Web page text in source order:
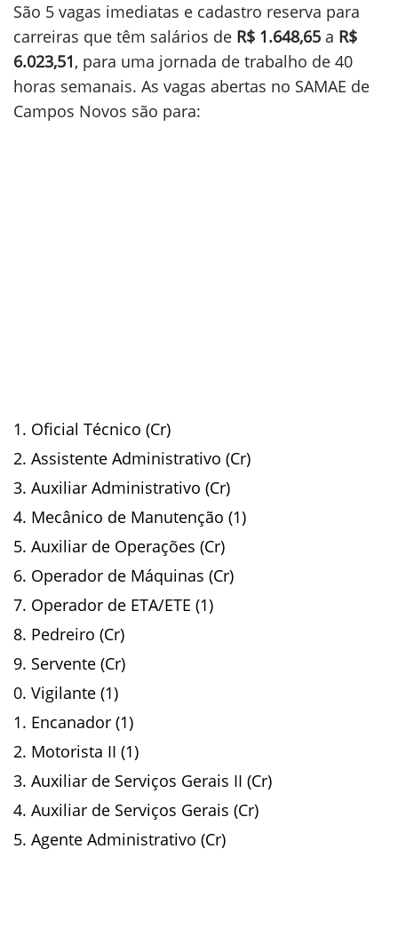
São 5 vagas imediatas e cadastro reserva para
carreiras que têm salários de R$ 1.648,65 a R$
6.023,51, para uma jornada de trabalho de 40
horas semanais. As vagas abertas no SAMAE de
Campos Novos são para:
Oficial Técnico (Cr)
Assistente Administrativo (Cr)
Auxiliar Administrativo (Cr)
Mecânico de Manutenção (1)
Auxiliar de Operações (Cr)
Operador de Máquinas (Cr)
Operador de ETA/ETE (1)
Pedreiro (Cr)
Servente (Cr)
Vigilante (1)
Encanador (1)
Motorista II (1)
Auxiliar de Serviços Gerais II (Cr)
Auxiliar de Serviços Gerais (Cr)
Agente Administrativo (Cr)